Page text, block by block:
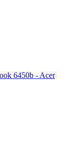
6450b - Acer